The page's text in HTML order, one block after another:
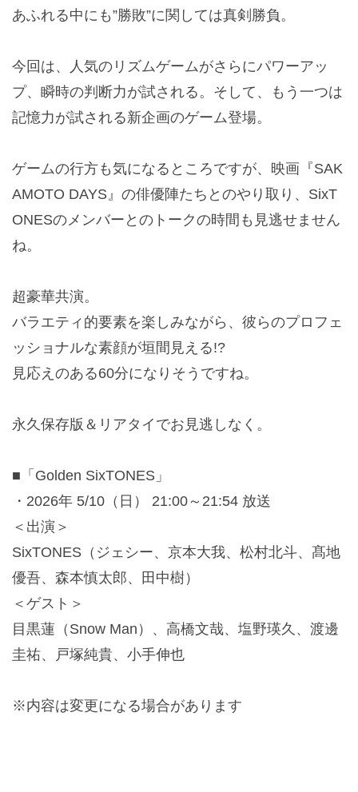
あふれる中にも”勝敗”に関しては真剣勝負。
今回は、人気のリズムゲームがさらにパワーアッ
プ、瞬時の判断力が試される。そして、もう一つは
記憶力が試される新企画のゲーム登場。
ゲームの行方も気になるところですが、映画『SAK
AMOTO DAYS』の俳優陣たちとのやり取り、SixT
ONESのメンバーとのトークの時間も見逃せません
ね。
超豪華共演。
バラエティ的要素を楽しみながら、彼らのプロフェ
ッショナルな素顔が垣間見える!?
見応えのある60分になりそうですね。
永久保存版＆リアタイでお見逃しなく。
■「Golden SixTONES」
・2026年 5/10（日） 21:00～21:54 放送
＜出演＞
SixTONES（ジェシー、京本大我、松村北斗、髙地
優吾、森本慎太郎、田中樹）
＜ゲスト＞
目黒蓮（Snow Man）、高橋文哉、塩野瑛久、渡邊
圭祐、戸塚純貴、小手伸也
※内容は変更になる場合があります